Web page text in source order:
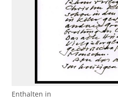
Enthalten in